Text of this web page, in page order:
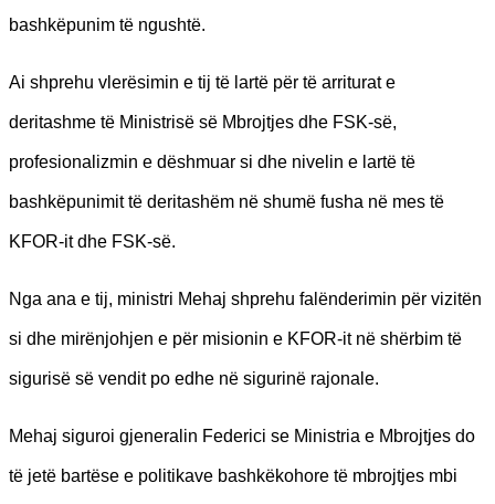
bashkëpunim të ngushtë.
Ai shprehu vlerësimin e tij të lartë për të arriturat e
deritashme të Ministrisë së Mbrojtjes dhe FSK-së,
profesionalizmin e dëshmuar si dhe nivelin e lartë të
bashkëpunimit të deritashëm në shumë fusha në mes të
KFOR-it dhe FSK-së.
Nga ana e tij, ministri Mehaj shprehu falënderimin për vizitën
si dhe mirënjohjen e për misionin e KFOR-it në shërbim të
sigurisë së vendit po edhe në sigurinë rajonale.
Mehaj siguroi gjeneralin Federici se Ministria e Mbrojtjes do
të jetë bartëse e politikave bashkëkohore të mbrojtjes mbi